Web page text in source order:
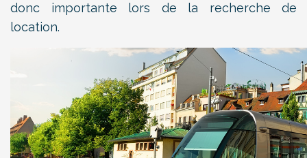
donc importante lors de la recherche de
location.